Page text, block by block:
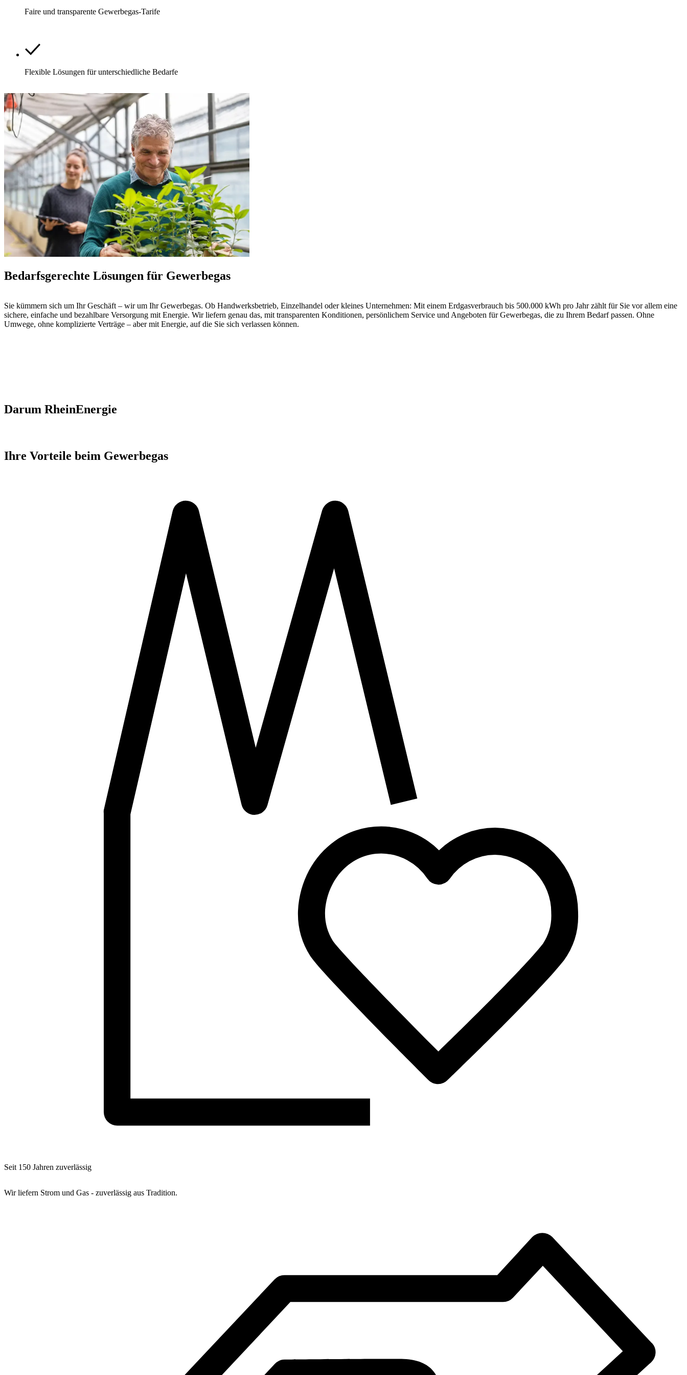
Faire und transparente Gewerbegas-Tarife
Flexible Lösungen für unterschiedliche Bedarfe
Bedarfsgerechte Lösungen für Gewerbegas
Sie kümmern sich um Ihr Geschäft – wir um Ihr Gewerbegas. Ob Handwerksbetrieb, Einzelhandel oder kleines Unternehmen: Mit einem Erdgasverbrauch bis 500.000 kWh pro Jahr zählt für Sie vor allem eine
sichere, einfache und bezahlbare Versorgung mit Energie. Wir liefern genau das, mit transparenten Konditionen, persönlichem Service und Angeboten für Gewerbegas, die zu Ihrem Bedarf passen. Ohne
Umwege, ohne komplizierte Verträge – aber mit Energie, auf die Sie sich verlassen können.
Darum RheinEnergie
Ihre Vorteile beim Gewerbegas
Seit 150 Jahren zuverlässig
Wir liefern Strom und Gas - zuverlässig aus Tradition.